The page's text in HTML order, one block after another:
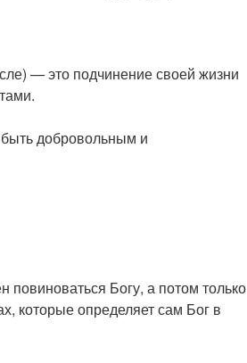
— это подчинение своей жизни
добровольным и
повиноваться Богу, а потом только
которые определяет сам Бог в